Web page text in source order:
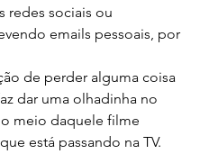
redes sociais ou
emails pessoais, por
de perder alguma coisa
dar uma olhadinha no
meio daquele filme
está passando na TV.